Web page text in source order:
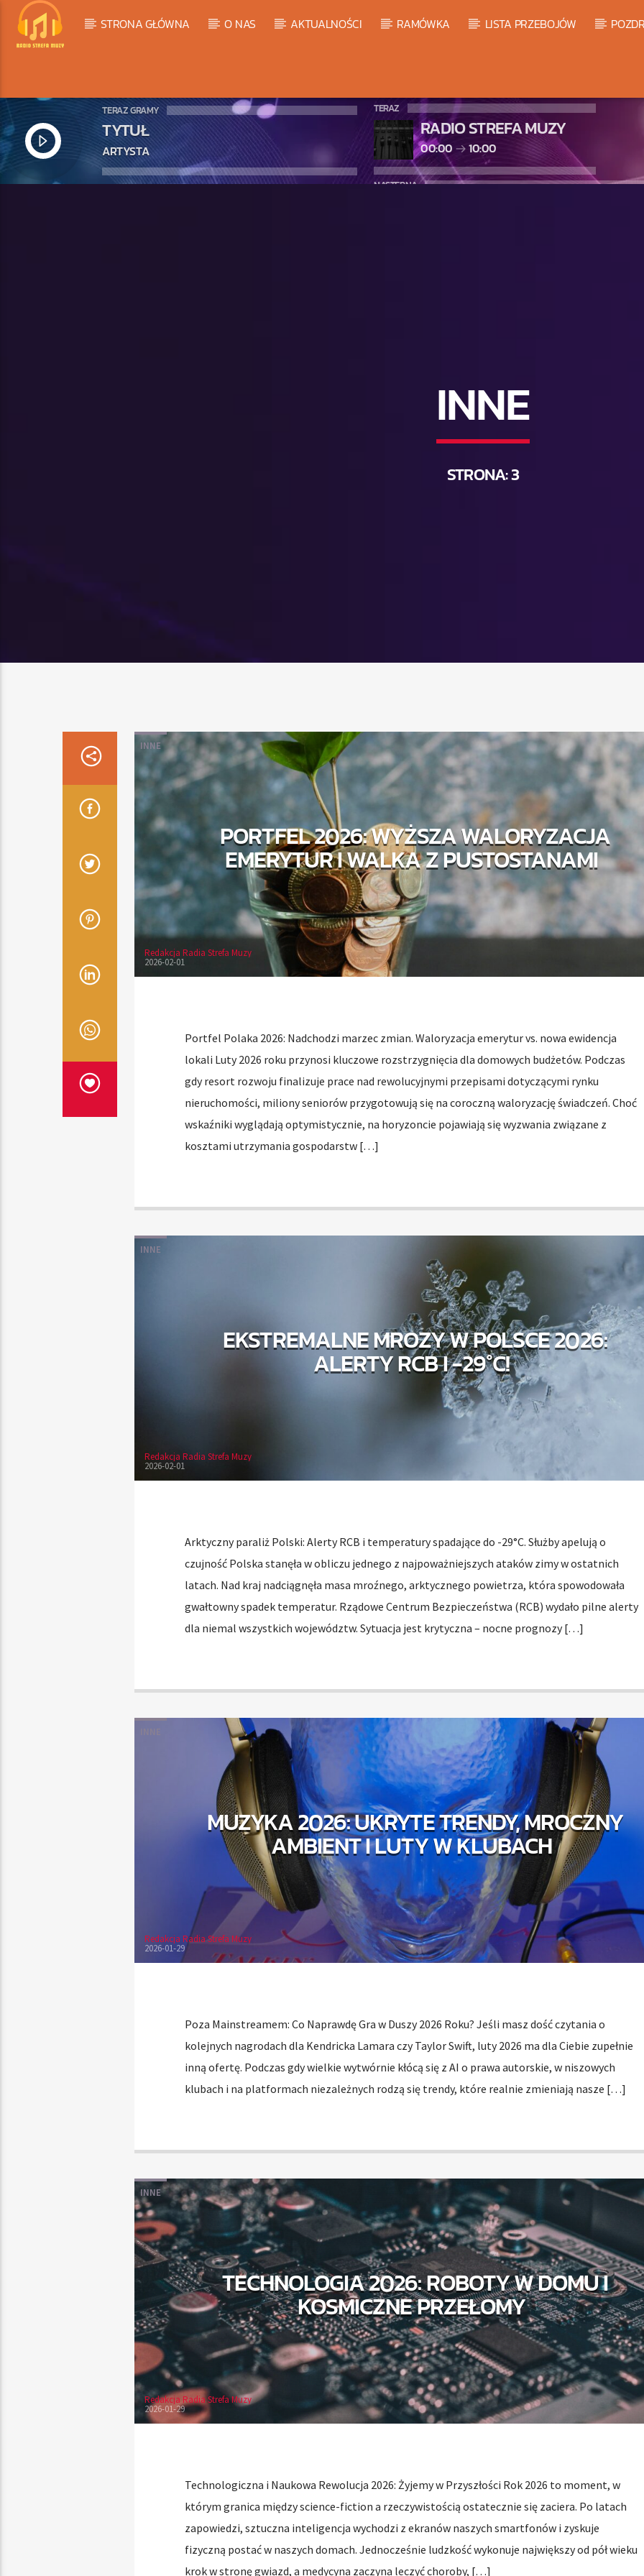
STRONA GŁÓWNA O NAS AKTUALNOŚCI RAMÓWKA LISTA PRZEBOJÓW
TERAZ GRAMY
TYTUŁ
ARTYSTA
TERAZ
RADIO STREFA MUZY
00:00 10:00
NASTĘPNA
INNE
STRONA: 3
INNE
PORTFEL 2026: WYŻSZA WALORYZACJA
EMERYTUR I WALKA Z PUSTOSTANAMI
Redakcja Radia Strefa Muzy
2026-02-01
Portfel Polaka 2026: Nadchodzi marzec zmian. Waloryzacja emerytur vs. nowa ewidencja
lokali Luty 2026 roku przynosi kluczowe rozstrzygnięcia dla domowych budżetów. Podczas
gdy resort rozwoju finalizuje prace nad rewolucyjnymi przepisami dotyczącymi rynku
nieruchomości, miliony seniorów przygotowują się na coroczną waloryzację świadczeń. Choć
wskaźniki wyglądają optymistycznie, na horyzoncie pojawiają się wyzwania związane z
kosztami utrzymania gospodarstw […]
INNE
EKSTREMALNE MROZY W POLSCE 2026:
ALERTY RCB I -29°C!
Redakcja Radia Strefa Muzy
2026-02-01
Arktyczny paraliż Polski: Alerty RCB i temperatury spadające do -29°C. Służby apelują o
czujność Polska stanęła w obliczu jednego z najpoważniejszych ataków zimy w ostatnich
latach. Nad kraj nadciągnęła masa mroźnego, arktycznego powietrza, która spowodowała
gwałtowny spadek temperatur. Rządowe Centrum Bezpieczeństwa (RCB) wydało pilne alerty
dla niemal wszystkich województw. Sytuacja jest krytyczna – nocne prognozy […]
MUZYKA 2026: UKRYTE TRENDY, MROCZNY
AMBIENT I LUTY W KLUBACH
Redakcja Radia Strefa Muzy
2026-01-29
Poza Mainstreamem: Co Naprawdę Gra w Duszy 2026 Roku? Jeśli masz dość czytania o
kolejnych nagrodach dla Kendricka Lamara czy Taylor Swift, luty 2026 ma dla Ciebie zupełnie
inną ofertę. Podczas gdy wielkie wytwórnie kłócą się z AI o prawa autorskie, w niszowych
klubach i na platformach niezależnych rodzą się trendy, które realnie zmieniają nasze […]
INNE
TECHNOLOGIA 2026: ROBOTY W DOMU I
KOSMICZNE PRZEŁOMY
Redakcja Radia Strefa Muzy
2026-01-29
Technologiczna i Naukowa Rewolucja 2026: Żyjemy w Przyszłości Rok 2026 to moment, w
którym granica między science-fiction a rzeczywistością ostatecznie się zaciera. Po latach
zapowiedzi, sztuczna inteligencja wychodzi z ekranów naszych smartfonów i zyskuje
fizyczną postać w naszych domach. Jednocześnie ludzkość wykonuje największy od pół wieku
krok w stronę gwiazd, a medycyna zaczyna leczyć choroby, […]